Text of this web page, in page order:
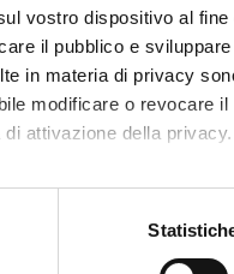
vostro dispositivo al
il pubblico e
in materia di privacy
modificare o revocare
attivazione della privacy.
con
12 -